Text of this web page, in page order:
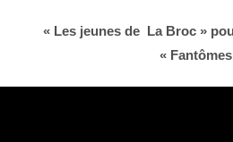
« Les jeunes de La Broc »
«